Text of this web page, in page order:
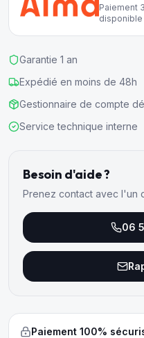
Paiement
disponible
Garantie 1 an
Expédié en moins de 48h
Gestionnaire de compte
Service technique interne
Besoin d'aide ?
Prenez contact avec l'un
06
Paiement 100%